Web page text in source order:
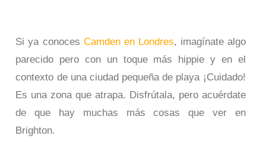
Si ya conoces Camden en Londres, imagínate algo
parecido pero con un toque más hippie y en el
contexto de una ciudad pequeña de playa ¡Cuidado!
Es una zona que atrapa. Disfrútala, pero acuérdate
de que hay muchas más cosas que ver en
Brighton.